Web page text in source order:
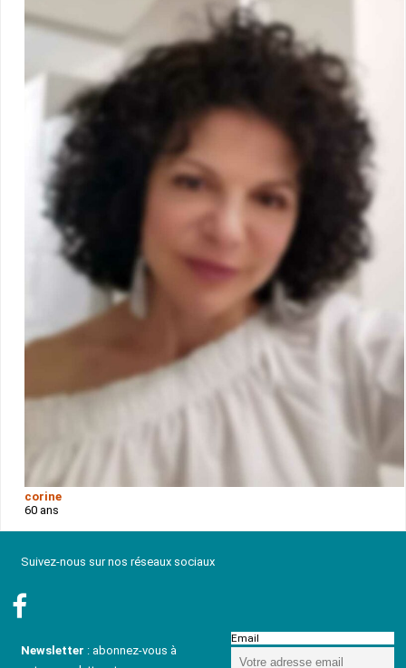
corine
60 ans
Suivez-nous sur nos réseaux sociaux
Newsletter : abonnez-vous à
Email